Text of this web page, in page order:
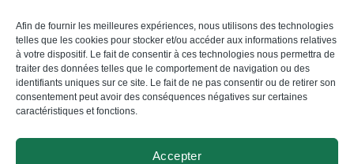
Afin de fournir les meilleures expériences, nous utilisons des technologies
telles que les cookies pour stocker et/ou accéder aux informations relatives
à votre dispositif. Le fait de consentir à ces technologies nous permettra de
traiter des données telles que le comportement de navigation ou des
identifiants uniques sur ce site. Le fait de ne pas consentir ou de retirer son
consentement peut avoir des conséquences négatives sur certaines
caractéristiques et fonctions.
Accepter
Politique
de